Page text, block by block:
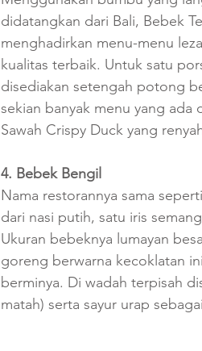
didatangkan dari Bali, Bebek
menghadirkan menu-menu
kualitas terbaik. Untuk satu
disediakan setengah potong
sekian banyak menu yang ada
Sawah Crispy Duck yang
4. Bebek Bengil
Nama restorannya sama
dari nasi putih, satu iris
Ukuran bebeknya lumayan
goreng berwarna kecoklatan
berminya. Di wadah terpisah
matah) serta sayur urap